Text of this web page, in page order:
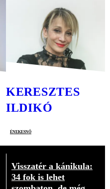
KERESZTES
ILDIKÓ
énekesnő
Visszatér a kánikula:
34 fok is lehet